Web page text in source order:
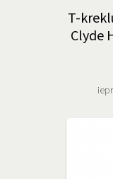
T-
Clyde